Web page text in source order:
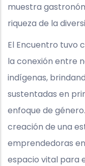
muestra
riqueza de la
El Encuentro tuvo
la conexión entre
indígenas,
sustentadas en
enfoque de
creación de una
emprendedoras
espacio vital para